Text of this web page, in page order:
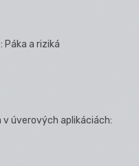
Páka a riziká
v úverových aplikáciách: